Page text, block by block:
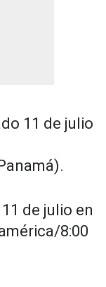
11 de julio
de julio en
8:00